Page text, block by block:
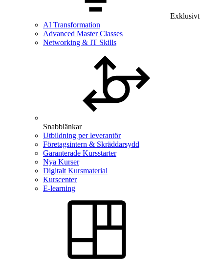
Exklusivt
AI Transformation
Advanced Master Classes
Networking & IT Skills
Snabblänkar
Utbildning per leverantör
Företagsintern & Skräddarsydd
Garanterade Kursstarter
Nya Kurser
Digitalt Kursmaterial
Kurscenter
E-learning